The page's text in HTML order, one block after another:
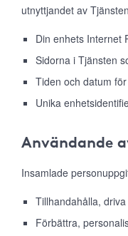
utnyttjandet av
Din enhets Internet
Sidorna i Tjänsten
Tiden och datum
Unika
Användande
Insamlade
Tillhandahålla,
Förbättra,